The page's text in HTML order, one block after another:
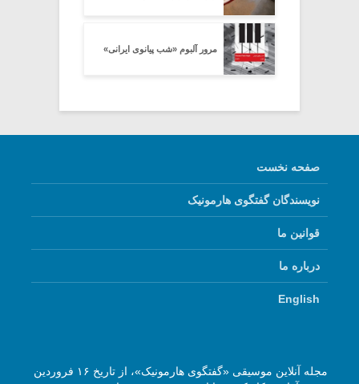
مرور آلبوم «شب پیانوی ایرانی»
صفحه نخست
نویسندگان گفتگوی هارمونیک
قوانین ما
درباره ما
English
مجله آنلاین موسیقی «گفتگوی هارمونیک»، از تاریخ ۱۶ فروردین